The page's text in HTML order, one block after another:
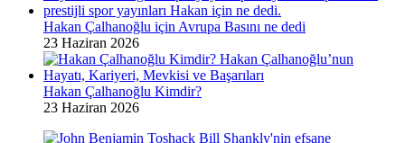
Hakan Çalhanoğlu için Avrupa Basını ne dedi
23 Haziran 2026
Hakan Çalhanoğlu Kimdir?
23 Haziran 2026